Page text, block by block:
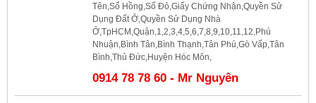
Tên,Sổ Hồng,Sổ Đỏ,Giấy Chứng Nhận,Quyền Sử
Dụng Đất Ở,Quyền Sử Dụng Nhà
Ở,TpHCM,Quận,1,2,3,4,5,6,7,8,9,10,11,12,Phú
Nhuận,Bình Tân,Bình Thạnh,Tân Phú,Gò Vấp,Tân
Bình,Thủ Đức,Huyện Hóc Môn,
0914 78 78 60 - Mr Nguyên